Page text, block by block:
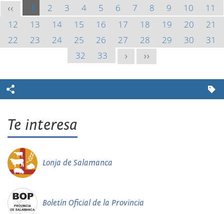
<< 1 2 3 4 5 6 7 8 9 10
11
12
13 14 15 16 17 18 19 20
21
22
23 24 25 26 27 28 29 30
31
32
33 > >>
Te interesa
Lonja de Salamanca
Boletín Oficial de la Provincia